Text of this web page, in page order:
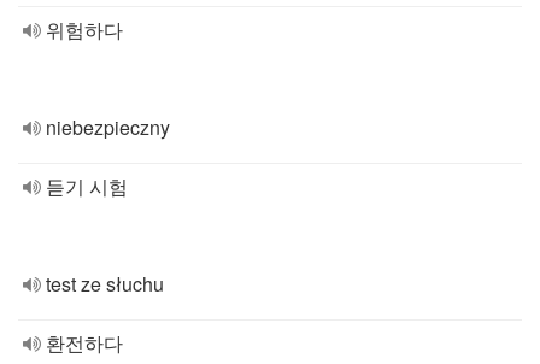
위험하다
niebezpieczny
듣기 시험
test ze słuchu
환전하다